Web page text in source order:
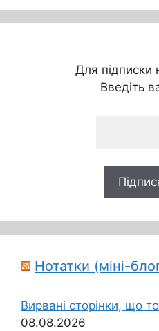
Для підписки
Введіть
Нотатки (міні-
Вирвані сторінки, що
08.08.2026